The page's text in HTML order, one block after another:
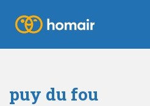
puy du fou